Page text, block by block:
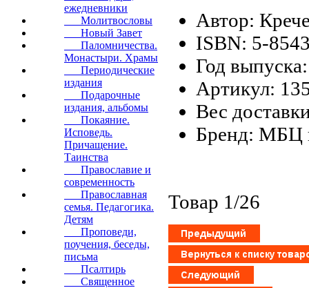
ежедневники
Молитвословы
Новый Завет
Паломничества.
Монастыри. Храмы
Периодические
издания
Подарочные
издания, альбомы
Покаяние.
Исповедь.
Причащение.
Таинства
Православие и
современность
Православная
семья. Педагогика.
Детям
Проповеди,
поучения, беседы,
письма
Псалтирь
Священное
Автор:
ISBN: 5-
Год
Артикул:
Вес
Бренд: МБЦ
Товар 1/26